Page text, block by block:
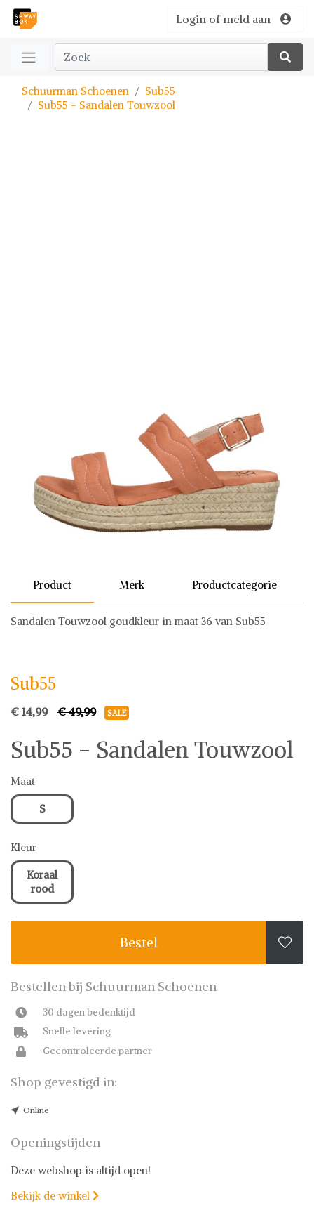
Login of meld aan
Schuurman Schoenen
Sub55
Sub55 - Sandalen Touwzool
Product Merk Productcategorie
Sandalen Touwzool goudkleur in maat 36 van Sub55
Sub55
€ 14,99 € 49,99 SALE
Sub55 - Sandalen Touwzool
Maat
S
Kleur
Koraal
rood
Bestel 
Bestellen bij Schuurman Schoenen
30 dagen bedenktijd
Snelle levering
Gecontroleerde partner
Shop gevestigd in:
Online
Openingstijden
Deze webshop is altijd open!
Bekijk de winkel 